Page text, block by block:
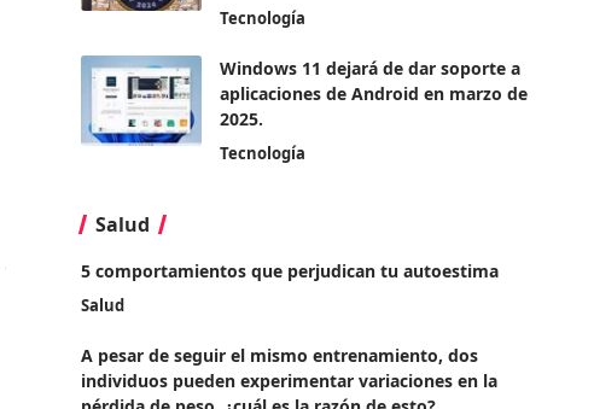
Tecnología
Windows 11 dejará de dar soporte a
aplicaciones de Android en marzo de
2025.
Tecnología
Salud
5 comportamientos que perjudican tu autoestima
Salud
A pesar de seguir el mismo entrenamiento, dos
individuos pueden experimentar variaciones en la